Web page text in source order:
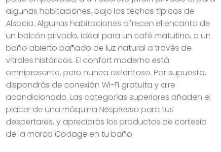
algunas habitaciones, bajo los techos típicos de
Alsacia. Algunas habitaciones ofrecen el encanto de
un balcón privado, ideal para un café matutino, o un
baño abierto bañado de luz natural a través de
vitrales históricos. El confort moderno está
omnipresente, pero nunca ostentoso. Por supuesto,
dispondrás de conexión Wi-Fi gratuita y aire
acondicionado. Las categorías superiores añaden el
placer de una máquina Nespresso para tus
despertares, y apreciarás los productos de cortesía
de la marca Codage en tu baño.